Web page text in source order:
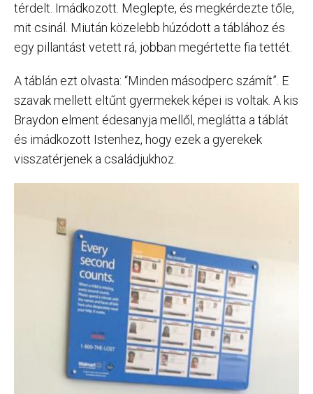
térdelt. Imádkozott. Meglepte, és megkérdezte tőle,
mit csinál. Miután közelebb húzódott a táblához és
egy pillantást vetett rá, jobban megértette fia tettét.
A táblán ezt olvasta: “Minden másodperc számít”. E
szavak mellett eltűnt gyermekek képei is voltak. A kis
Braydon elment édesanyja mellől, meglátta a táblát
és imádkozott Istenhez, hogy ezek a gyerekek
visszatérjenek a családjukhoz.